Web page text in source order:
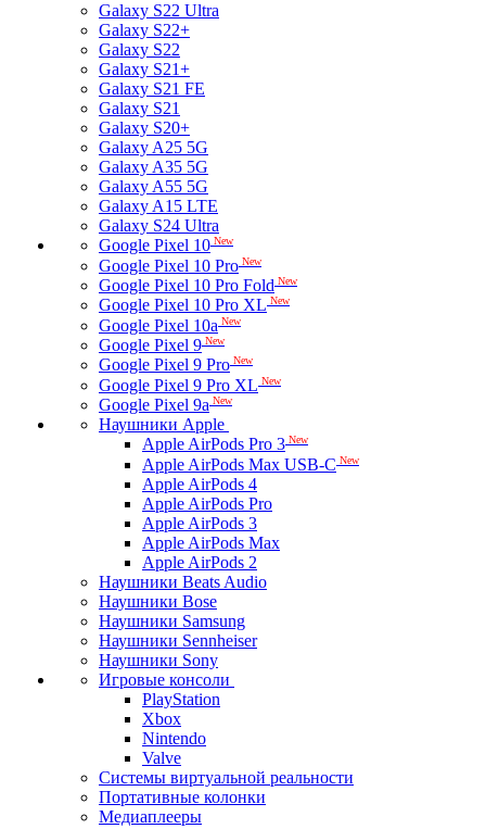
Galaxy S22 Ultra
Galaxy S22+
Galaxy S22
Galaxy S21+
Galaxy S21 FE
Galaxy S21
Galaxy S20+
Galaxy A25 5G
Galaxy A35 5G
Galaxy A55 5G
Galaxy A15 LTE
Galaxy S24 Ultra
Google Pixel 10 New
Google Pixel 10 Pro New
Google Pixel 10 Pro Fold New
Google Pixel 10 Pro XL New
Google Pixel 10a New
Google Pixel 9 New
Google Pixel 9 Pro New
Google Pixel 9 Pro XL New
Google Pixel 9a New
Наушники Apple
Apple AirPods Pro 3 New
Apple AirPods Max USB-C New
Apple AirPods 4
Apple AirPods Pro
Apple AirPods 3
Apple AirPods Max
Apple AirPods 2
Наушники Beats Audio
Наушники Bose
Наушники Samsung
Наушники Sennheiser
Наушники Sony
Игровые консоли
PlayStation
Xbox
Nintendo
Valve
Системы виртуальной реальности
Портативные колонки
Медиаплееры